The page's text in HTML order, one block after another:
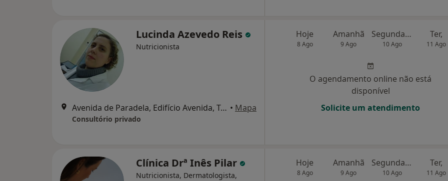
Lucinda Azevedo Reis
Nutricionista
Avenida de Paradela, Edifício Avenida, Trofa • Mapa
Consultório privado
Hoje
8 Ago
Amanhã
9 Ago
Segunda-feira
10 Ago
Ter,
11 Ago
O agendamento online não está
disponível
Solicite um atendimento
Clínica Drª Inês Pilar
Nutricionista, Dermatologista,
Hoje
8 Ago
Amanhã
9 Ago
Segunda-feira
10 Ago
Ter,
11 Ago